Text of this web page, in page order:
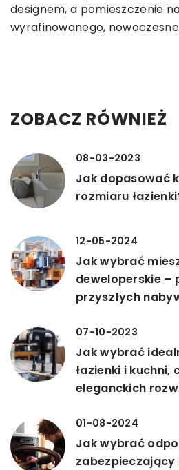
designem, a pomieszczenie
wyrafinowanego,
ZOBACZ RÓWNIEŻ
08-03-2023
Jak dopasować
rozmiaru
12-05-2024
Jak wybrać
deweloperskie –
przyszłych
07-10-2023
Jak wybrać
łazienki i
eleganckich
01-08-2024
Jak wybrać
zabezpieczający